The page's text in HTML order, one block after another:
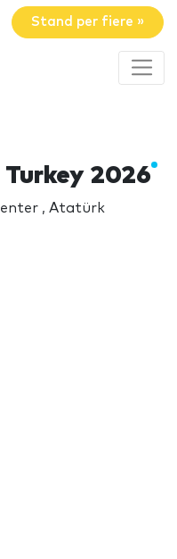
Stand per fiere »
Turkey 2026
, Atatürk